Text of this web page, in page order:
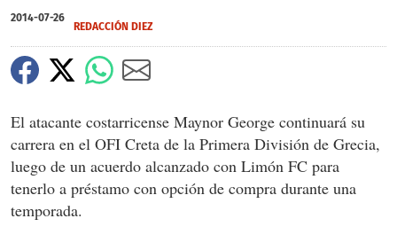
2014-07-26
REDACCIÓN DIEZ
El atacante costarricense Maynor George continuará su
carrera en el OFI Creta de la Primera División de Grecia,
luego de un acuerdo alcanzado con Limón FC para
tenerlo a préstamo con opción de compra durante una
temporada.